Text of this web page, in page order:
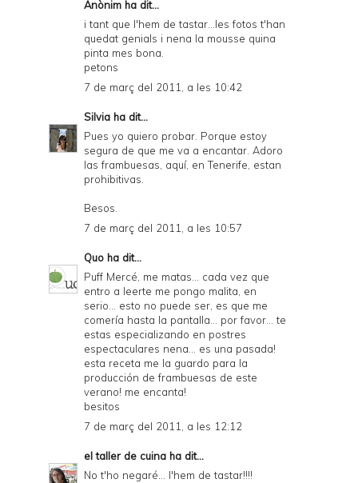
Anònim ha dit...
i tant que l'hem de tastar...les fotos t'han
quedat genials i nena la mousse quina
pinta mes bona.
petons
7 de març del 2011, a les 10:42
Silvia ha dit...
Pues yo quiero probar. Porque estoy
segura de que me va a encantar. Adoro
las frambuesas, aquí, en Tenerife, estan
prohibitivas.
Besos.
7 de març del 2011, a les 10:57
Quo ha dit...
Puff Mercé, me matas... cada vez que
entro a leerte me pongo malita, en
serio... esto no puede ser, es que me
comería hasta la pantalla... por favor... te
estas especializando en postres
espectaculares nena... es una pasada!
esta receta me la guardo para la
producción de frambuesas de este
verano! me encanta!
besitos
7 de març del 2011, a les 12:12
el taller de cuina ha dit...
No t'ho negaré... l'hem de tastar!!!!